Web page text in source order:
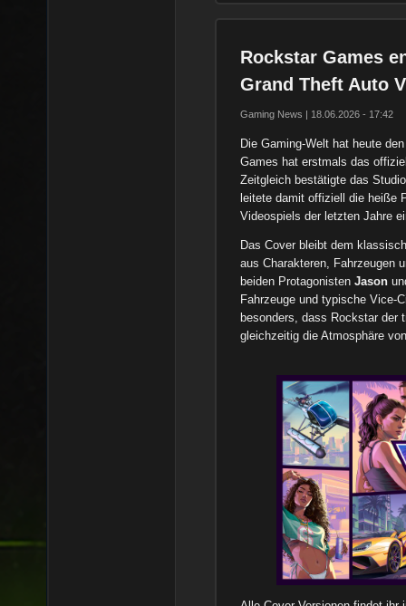
Rockstar Games
Grand Theft Auto
Gaming News | 18.06.2026 - 17:42
Die Gaming-Welt hat heute
Games hat erstmals das
Zeitgleich bestätigte das
leitete damit offiziell die heiße
Videospiels der letzten Jahre
Das Cover bleibt dem
aus Charakteren, Fahrzeugen
beiden ProtagonistenJason
Fahrzeuge und typische Vice-
besonders, dass Rockstar der
gleichzeitig die Atmosphäre